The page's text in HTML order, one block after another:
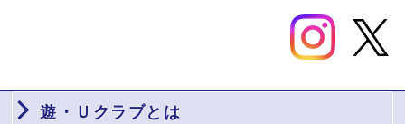
遊・Ｕクラブとは